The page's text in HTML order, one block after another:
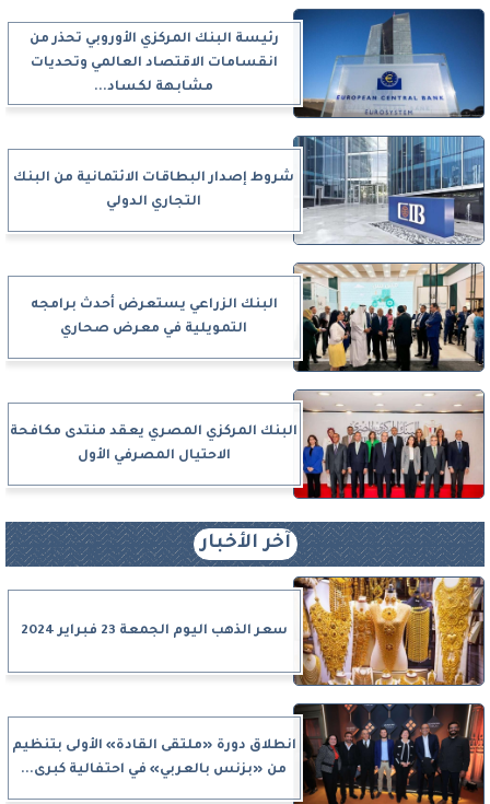
رئيسة البنك المركزي الأوروبي تحذر من
انقسامات الاقتصاد العالمي وتحديات
مشابهة لكساد...
شروط إصدار البطاقات الائتمانية من البنك
التجاري الدولي
البنك الزراعي يستعرض أحدث برامجه
التمويلية في معرض صحاري
البنك المركزي المصري يعقد منتدى مكافحة
الاحتيال المصرفي الأول
آخر الأخبار
سعر الذهب اليوم الجمعة 23 فبراير 2024
انطلاق دورة «ملتقى القادة» الأولى بتنظيم
من «بزنس بالعربي» في احتفالية كبرى...